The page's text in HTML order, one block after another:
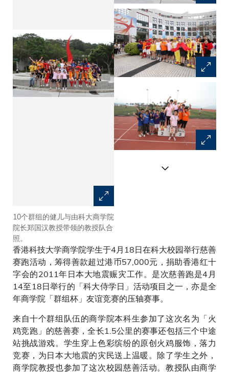
10个群组的健儿与由科大商学院
院长郑国汉教授带领的教授队合
照。
香港科技大学商学院学生于4月18日在科大校园举行慈善
赛跑活动，筹得善款超过港币57,000元，捐助香港红十
字会的2011年日本大地震赈灾工作。是次慈善跑是4月
14至18日举行的「科大侍学日」活动项目之一，亦是全
年商学院「群组杯」友谊竞赛的压轴赛事。
来自十个群组队伍的商学院本科生参加了这次名为「火
鸡竞跑」的慈善赛，全长1.5公里的赛事还包括三个中途
站挑战游戏。学生穿上色彩缤纷的原创火鸡服饰，落力
竞赛，为日本大地震的灾民送上温暖。除了学生之外，
商学院教授也参加了这次校园慈善活动。教授队由商学